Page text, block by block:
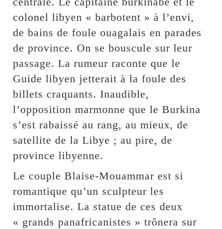
colonel libyen « barbotent » à l’envi,
de bains de foule ouagalais en parades
de province. On se bouscule sur leur
passage. La rumeur raconte que le
Guide libyen jetterait à la foule des
billets craquants. Inaudible,
l’opposition marmonne que le Burkina
s’est rabaissé au rang, au mieux, de
satellite de la Libye ; au pire, de
province libyenne.
Le couple Blaise-Mouammar est si
romantique qu’un sculpteur les
immortalise. La statue de ces deux
« grands panafricanistes » trônera sur